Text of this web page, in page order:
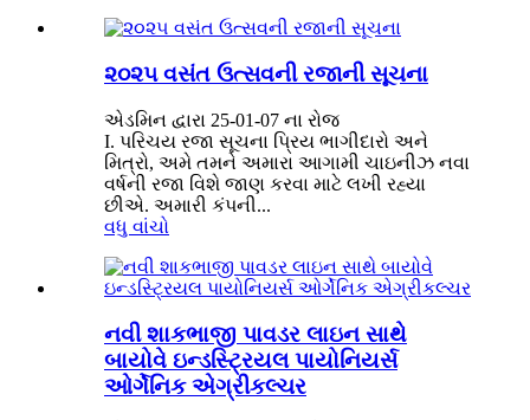
૨૦૨૫ વસંત ઉત્સવની રજાની સૂચના
એડમિન દ્વારા 25-01-07 ના રોજ
I. પરિચય રજા સૂચના પ્રિય ભાગીદારો અને
મિત્રો, અમે તમને અમારા આગામી ચાઇનીઝ નવા
વર્ષની રજા વિશે જાણ કરવા માટે લખી રહ્યા
છીએ. અમારી કંપની...
વધુ વાંચો
નવી શાકભાજી પાવડર લાઇન સાથે
બાયોવે ઇન્ડસ્ટ્રિયલ પાયોનિયર્સ
ઓર્ગેનિક એગ્રીકલ્ચર